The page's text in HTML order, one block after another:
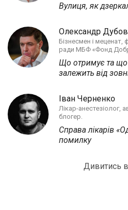
Вулиця, як
Олександр
Бізнесмен і меценат,
ради МБФ «Фонд
Що отримує та що
залежить від
Іван Черненко
Лікар-анестезіолог,
блогер.
Справа лікарів
помилку
Дивитись